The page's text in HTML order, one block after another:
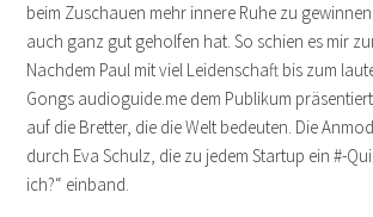
beim Zuschauen mehr innere Ruhe zu
auch ganz gut geholfen hat. So schien es mir
Nachdem Paul mit viel Leidenschaft bis zum
Gongs audioguide.me dem Publikum
auf die Bretter, die die Welt bedeuten. Die
durch Eva Schulz, die zu jedem Startup ein #-
ich?“ einband.